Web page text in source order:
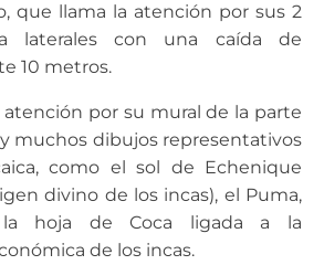
que llama la atención por sus 2
laterales con una caída de
10 metros.
atención por su mural de la parte
muchos dibujos representativos
como el sol de Echenique
divino de los incas), el Puma,
la hoja de Coca ligada a la
de los incas.